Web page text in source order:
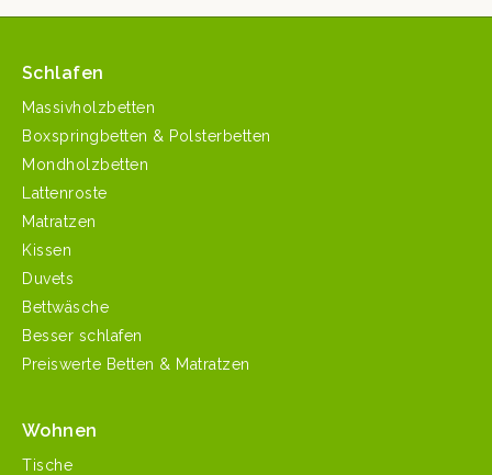
Schlafen
Massivholzbetten
Boxspringbetten & Polsterbetten
Mondholzbetten
Lattenroste
Matratzen
Kissen
Duvets
Bettwäsche
Besser schlafen
Preiswerte Betten & Matratzen
Wohnen
Tische